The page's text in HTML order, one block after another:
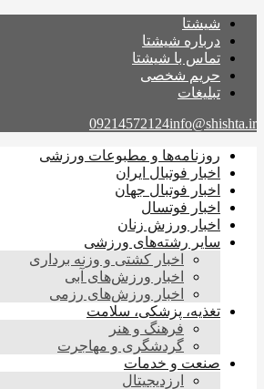
شیشتا
درباره شیشتا
تماس با شیشتا
حریم شخصی
تبلیغات
09214572124info@shishta.ir
روزنامه‌ها و مطبوعات ورزشی
اخبار فوتبال ایران
اخبار فوتبال جهان
اخبار فوتسال
اخبار ورزش زنان
سایر رشته‌های ورزشی
اخبار کشتی و وزنه برداری
اخبار ورزش‌های آبی
اخبار ورزش‌های رزمی
تغذیه، پزشکی، سلامت
فرهنگ و هنر
گردشگری و مهاجرت
صنعت و خدمات
ارزدیجیتال